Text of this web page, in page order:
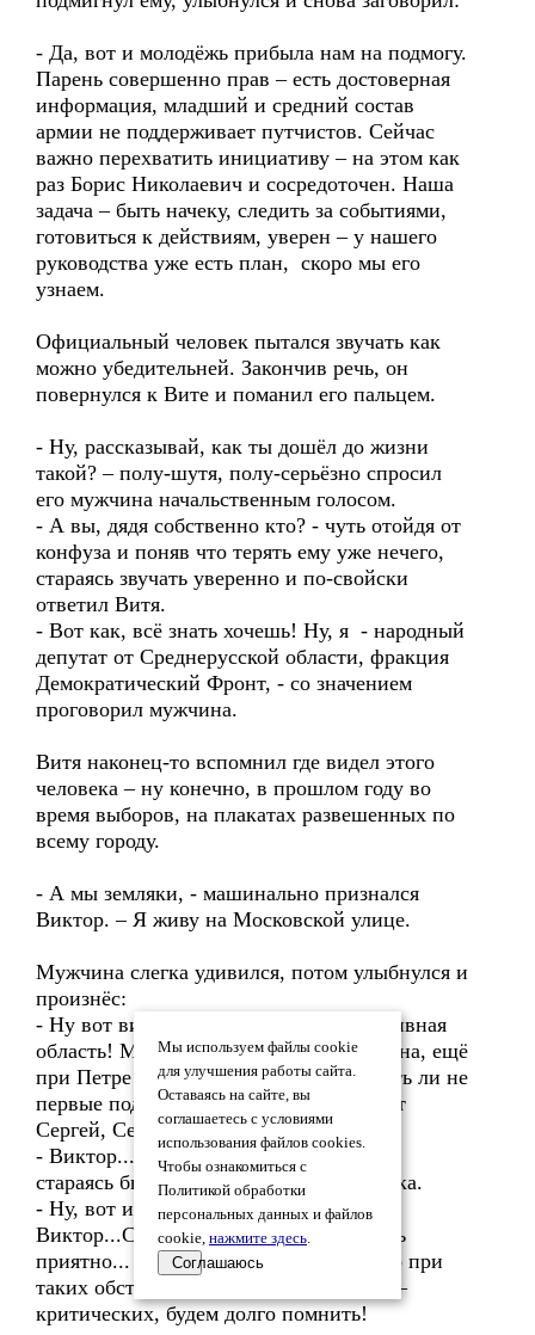
- Да, вот и молодёжь прибыла нам на подмогу.
Парень совершенно прав – есть достоверная
информация, младший и средний состав
армии не поддерживает путчистов. Сейчас
важно перехватить инициативу – на этом как
раз Борис Николаевич и сосредоточен. Наша
задача – быть начеку, следить за событиями,
готовиться к действиям, уверен – у нашего
руководства уже есть план, скоро мы его
узнаем.
Официальный человек пытался звучать как
можно убедительней. Закончив речь, он
повернулся к Вите и поманил его пальцем.
- Ну, рассказывай, как ты дошёл до жизни
такой? – полу-шутя, полу-серьёзно спросил
его мужчина начальственным голосом.
- А вы, дядя собственно кто? - чуть отойдя от
конфуза и поняв что терять ему уже нечего,
стараясь звучать уверенно и по-свойски
ответил Витя.
- Вот как, всё знать хочешь! Ну, я - народный
депутат от Среднерусской области, фракция
Демократический Фронт, - со значением
проговорил мужчина.
Витя наконец-то вспомнил где видел этого
человека – ну конечно, в прошлом году во
время выборов, на плакатах развешенных по
всему городу.
- А мы земляки, - машинально признался
Виктор. – Я живу на Московской улице.
Мужчина слегка удивился, потом улыбнулся и
произнёс:
- Ну вот видишь, какая у нас прогрессивная
область! Между прочим – во все времена, ещё
при Петре Великом наши бояре его чуть ли не
первые поддержали. Кстати, меня зовут
Сергей, Сергей Борисович, а тебя?
- Виктор...Виктор Степанович, - опять
стараясь быть серьёзным ответил Витька.
- Ну, вот и познакомились,
Виктор...Степанович, так сказать очень
приятно... Между прочим – знакомство при
таких обстоятельствах, можно сказать –
критических, будем долго помнить!
Мы используем файлы cookie
для улучшения работы сайта.
Оставаясь на сайте, вы
соглашаетесь с условиями
использования файлов cookies.
Чтобы ознакомиться с
Политикой обработки
персональных данных и файлов
cookie, нажмите здесь.
Соглашаюсь